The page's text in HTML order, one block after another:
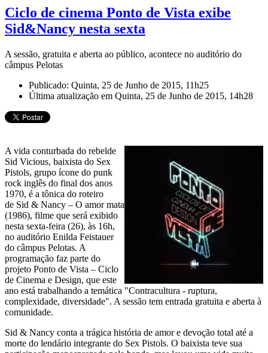
Ciclo de cinema Ponto de Vista exibe
Sid&Nancy nesta sexta
A sessão, gratuita e aberta ao público, acontece no auditório do
câmpus Pelotas
Publicado: Quinta, 25 de Junho de 2015, 11h25
Última atualização em Quinta, 25 de Junho de 2015, 14h28
A vida conturbada do rebelde
Sid Vicious, baixista do Sex
Pistols, grupo ícone do punk
rock inglês do final dos anos
1970, é a tônica do roteiro
de Sid & Nancy – O amor mata
(1986), filme que será exibido
nesta sexta-feira (26), às 16h,
no auditório Enilda Feistauer
do câmpus Pelotas. A
programação faz parte do
projeto Ponto de Vista – Ciclo
de Cinema e Design, que este
ano está trabalhando a temática "Contracultura - ruptura,
complexidade, diversidade". A sessão tem entrada gratuita e aberta à
comunidade.
Sid & Nancy conta a trágica história de amor e devoção total até a
morte do lendário integrante do Sex Pistols. O baixista teve sua